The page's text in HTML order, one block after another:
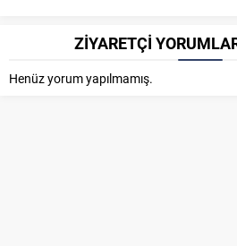
ZİYARETÇİ
Henüz yorum yapılmamış.